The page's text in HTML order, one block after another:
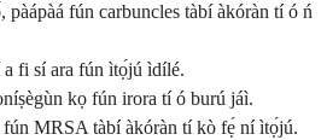
fún carbuncles tàbí àkóràn tí ó ń
fi sí ara fún ìtọ́jú ìdílé.
kọ fún irora tí ó burú jáì.
MRSA tàbí àkóràn tí kò fẹ́ ní ìtọ́jú.